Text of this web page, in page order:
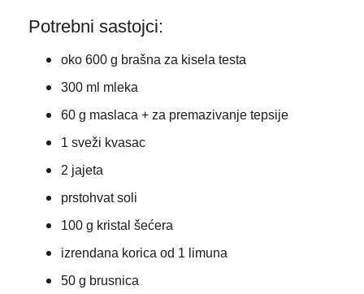
Potrebni sastojci:
oko 600 g brašna za kisela testa
300 ml mleka
60 g maslaca + za premazivanje tepsije
1 sveži kvasac
2 jajeta
prstohvat soli
100 g kristal šećera
izrendana korica od 1 limuna
50 g brusnica